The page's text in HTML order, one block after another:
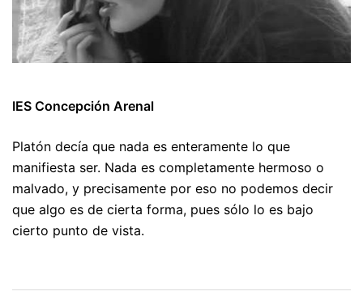
IES Concepción Arenal
Platón decía que nada es enteramente lo que
manifiesta ser. Nada es completamente hermoso o
malvado, y precisamente por eso no podemos decir
que algo es de cierta forma, pues sólo lo es bajo
cierto punto de vista.